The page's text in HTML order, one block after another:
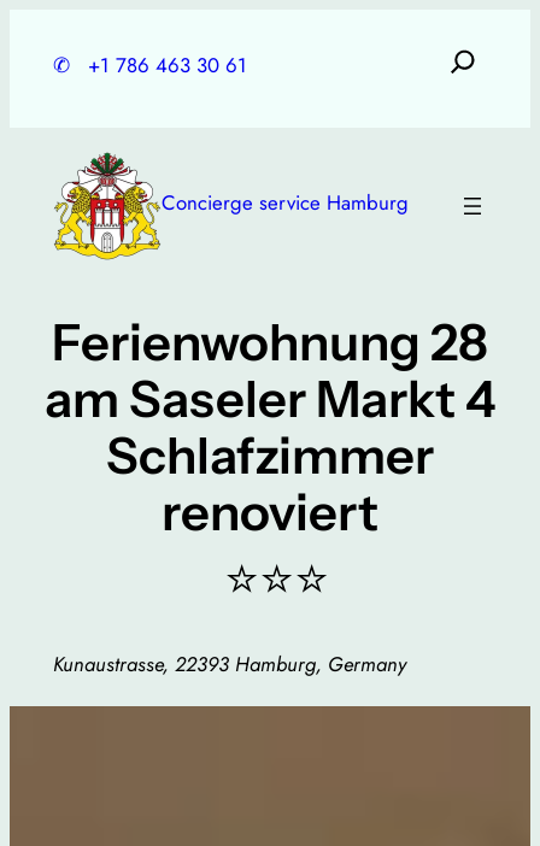
✆ +1 786 463 30 61
Concierge service Hamburg
Ferienwohnung 28
am Saseler Markt 4
Schlafzimmer
renoviert
⭐⭐⭐
Kunaustrasse, 22393 Hamburg, Germany